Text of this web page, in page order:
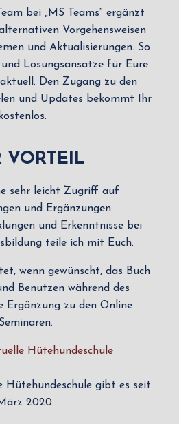
bei „MS Teams“ ergänzt
Vorgehensweisen
und Aktualisierungen. So
Lösungsansätze für Eure
Den Zugang zu den
und Updates bekommt Ihr
kostenlos.
VORTEIL
sehr leicht Zugriff auf
und Ergänzungen.
und Erkenntnisse bei
teile ich mit Euch.
wenn gewünscht, das Buch
Benutzen während des
Ergänzung zu den Online
Seminaren.
Hütehundeschule
Hütehundeschule gibt es seit
2020.